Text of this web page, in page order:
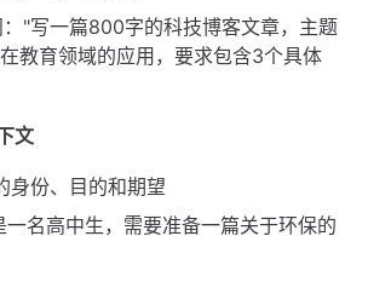
"写一篇800字的科技博客文章，主题
教育领域的应用，要求包含3个具体
文
身份、目的和期望
一名高中生，需要准备一篇关于环保的